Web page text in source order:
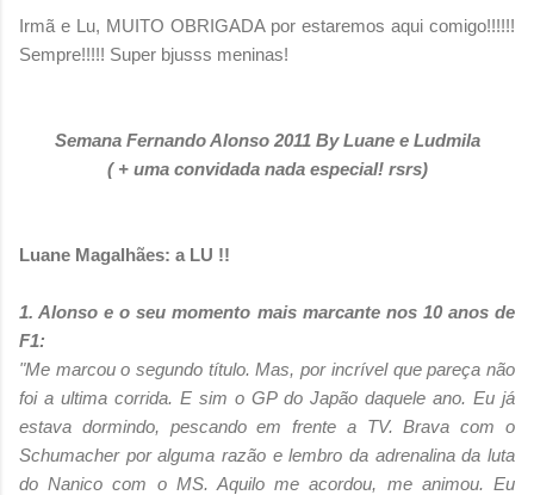
Irmã e Lu, MUITO OBRIGADA por estaremos aqui comigo!!!!!!
Sempre!!!!! Super bjusss meninas!
Semana Fernando Alonso 2011 By Luane e Ludmila
( + uma convidada nada especial! rsrs)
Luane Magalhães: a LU !!
1. Alonso e o seu momento mais marcante nos 10 anos de
F1:
"Me marcou o segundo título. Mas, por incrível que pareça não
foi a ultima corrida. E sim o GP do Japão daquele ano. Eu já
estava dormindo, pescando em frente a TV. Brava com o
Schumacher por alguma razão e lembro da adrenalina da luta
do Nanico com o MS. Aquilo me acordou, me animou. Eu